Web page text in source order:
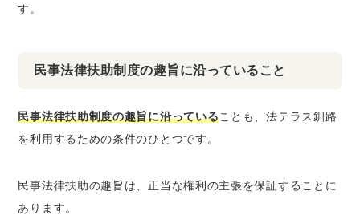
す。
民事法律扶助制度の趣旨に沿っていること
民事法律扶助制度の趣旨に沿っていることも、法テラス釧路
を利用するための条件のひとつです。
民事法律扶助の趣旨は、正当な権利の主張を保証することに
あります。